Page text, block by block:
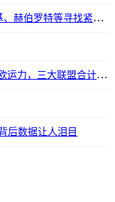
南非港口罢工造成严重货物影响，马士基、赫伯罗特等寻找紧急解决方案
全球需求暴跌，马士基开始取消亚洲-北欧运力，三大联盟合计将取消58个航次
后数据让人泪目